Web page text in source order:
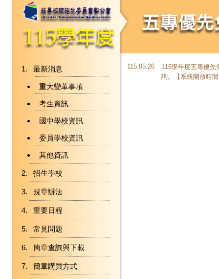
最新消息
重大變革事項
考生資訊
國中學校資訊
委員學校資訊
其他資訊
招生學校
規章辦法
重要日程
常見問題
簡章查詢與下載
簡章購買方式
115.05.26
115學年度五專優先
詢。【系統開放時